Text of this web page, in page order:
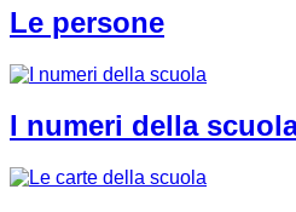
Le persone
I numeri della